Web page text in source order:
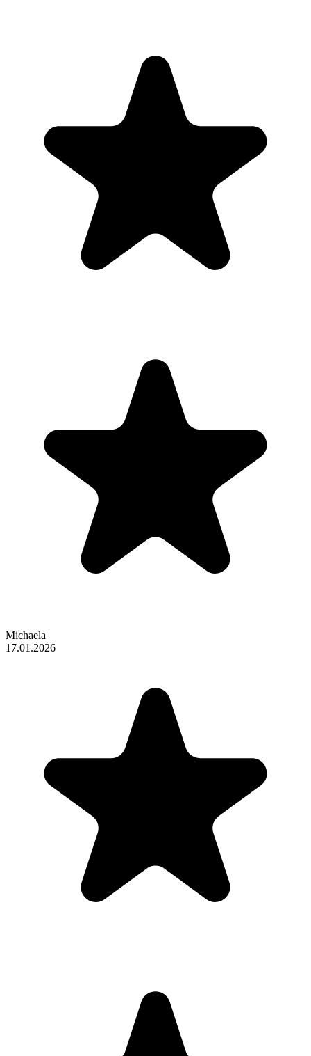
Michaela
17.01.2026